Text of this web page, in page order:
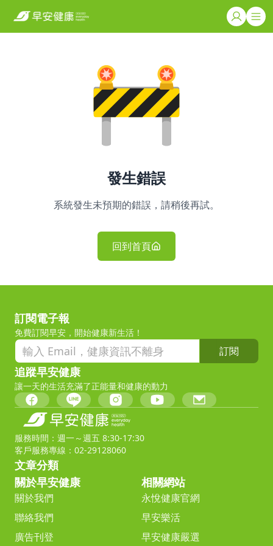
發生錯誤
系統發生未預期的錯誤，請稍後再試。
回到首頁
訂閱電子報
免費訂閱早安，開始健康新生活！
訂閱
追蹤早安健康
讓一天的生活充滿了正能量和健康的動力
服務時間：週一～週五 8:30-17:30
客戶服務專線：02-29128060
文章分類
關於早安健康
關於我們
聯絡我們
廣告刊登
相關網站
永悅健康官網
早安樂活
早安健康嚴選